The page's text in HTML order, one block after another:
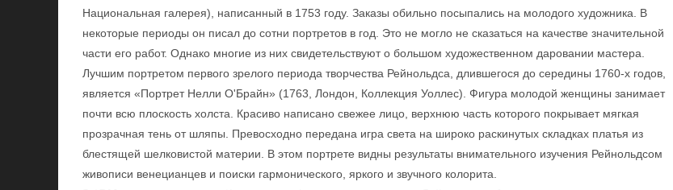
Национальная галерея), написанный в 1753 году. Заказы обильно посыпались на молодого художника. В
некоторые периоды он писал до сотни портретов в год. Это не могло не сказаться на качестве значительной
части его работ. Однако многие из них свидетельствуют о большом художественном даровании мастера.
Лучшим портретом первого зрелого периода творчества Рейнольдса, длившегося до середины 1760-х годов,
является «Портрет Нелли О'Брайн» (1763, Лондон, Коллекция Уоллес). Фигура молодой женщины занимает
почти всю плоскость холста. Красиво написано свежее лицо, верхнюю часть которого покрывает мягкая
прозрачная тень от шляпы. Превосходно передана игра света на широко раскинутых складках платья из
блестящей шелковистой материи. В этом портрете видны результаты внимательного изучения Рейнольдсом
живописи венецианцев и поиски гармонического, яркого и звучного колорита.